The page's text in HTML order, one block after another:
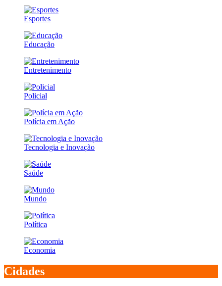
Esportes
Educação
Entretenimento
Policial
Polícia em Ação
Tecnologia e Inovação
Saúde
Mundo
Política
Economia
Cidades